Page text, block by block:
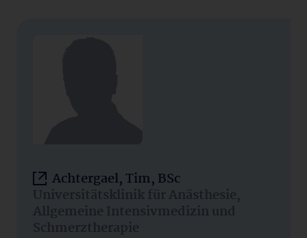
Achtergael, Tim, BSc
Universitätsklinik für Anästhesie,
Allgemeine Intensivmedizin und
Schmerztherapie